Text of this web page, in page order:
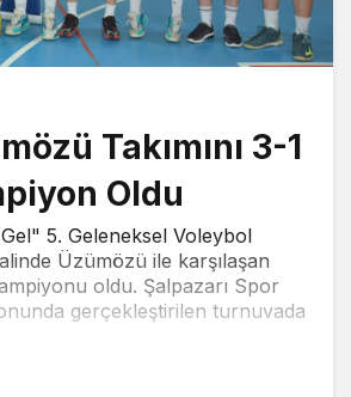
Takımını 3-1
Oldu
5. Geleneksel Voleybol
Üzümözü ile karşılaşan
oldu. Şalpazarı Spor
gerçekleştirilen turnuvada